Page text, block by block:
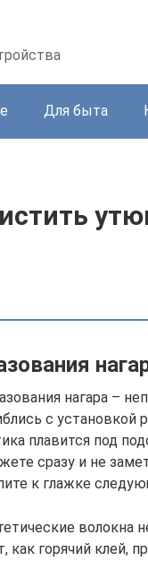
Для быта
нагара –
с
плавится под
сразу и не
к глажке
волокна
как горячий клей,